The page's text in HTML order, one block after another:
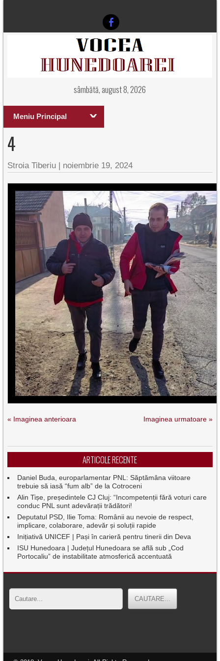
sâmbătă, august 8, 2026
Meniu Principal
4
Stroia Tiberiu | noiembrie 19, 2024
« Imaginea anterioara Imaginea urmatoare »
ARTICOLE RECENTE
Daniel Buda, europarlamentar PNL: Săptămâna viitoare
trebuie să iasă “fum alb” de la Cotroceni
Alin Tișe, președintele CJ Cluj: “Incompetenții fără voturi care
conduc PNL sunt adevărații trădători!
Deputatul PSD, Ilie Toma: Românii au nevoie de respect,
implicare, colaborare, adevăr și soluții rapide
Inițiativă UNICEF | Pași în carieră pentru tinerii din Deva
ISU Hunedoara | Județul Hunedoara se află sub „Cod
Portocaliu” de instabilitate atmosferică accentuată